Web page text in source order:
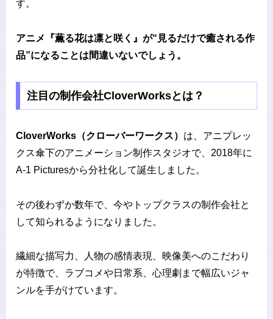
す。
アニメ『薫る花は凛と咲く』が“見るだけで癒される作
品”になることは間違いないでしょう。
注目の制作会社CloverWorksとは？
CloverWorks（クローバーワークス） は、アニプレッ
クス傘下のアニメーション制作スタジオで、2018年に
A-1 Picturesから分社化して誕生しました。
その後わずか数年で、今やトップクラスの制作会社と
して知られるようになりました。
繊細な描写力、人物の感情表現、映像美へのこだわり
が特徴で、ラブコメや日常系、心理劇まで幅広いジャ
ンルを手がけています。